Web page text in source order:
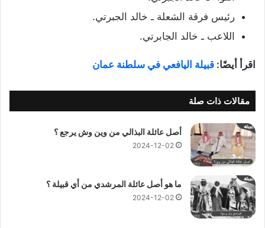
رئيس فرقة الشعلة ـ خالد الجبرتي.
اللاعب ـ خالد الجابرتي.
اقرأ أيضًا: قبيلة اليافعي في سلطنة عمان
مقالات ذات صلة
أصل عائلة البذالي من وين وش يرجع ؟
2024-12-02
ما هو أصل عائلة المرشدي من أي قبيلة ؟
2024-12-02